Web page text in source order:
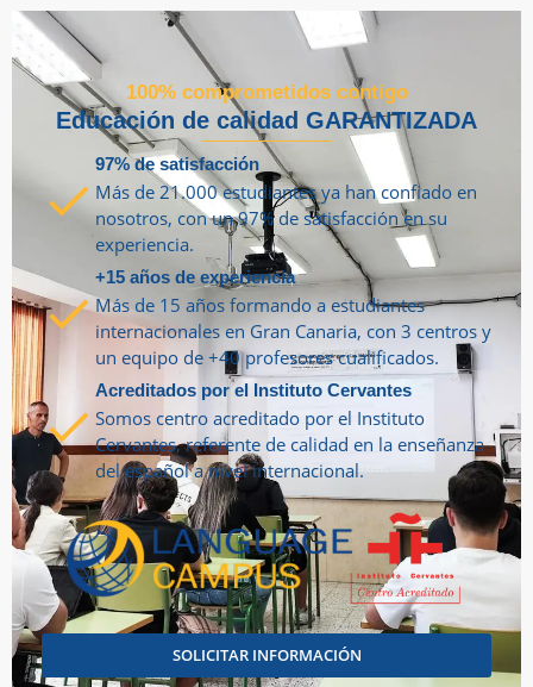
100% comprometidos contigo
Educación de calidad GARANTIZADA
97% de satisfacción
Más de 21.000 estudiantes ya han confiado en
nosotros, con un 97% de satisfacción en su
experiencia.
+15 años de experiencia
Más de 15 años formando a estudiantes
internacionales en Gran Canaria, con 3 centros y
un equipo de +40 profesores cualificados.
Acreditados por el Instituto Cervantes
Somos centro acreditado por el Instituto
Cervantes, referente de calidad en la enseñanza
del español a nivel internacional.
SOLICITAR INFORMACIÓN